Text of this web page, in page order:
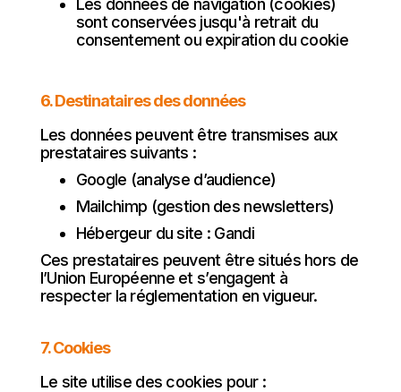
Les données de navigation (cookies)
sont conservées jusqu'à retrait du
consentement ou expiration du cookie
6. Destinataires des données
Les données peuvent être transmises aux
prestataires suivants :
Google (analyse d’audience)
Mailchimp (gestion des newsletters)
Hébergeur du site : Gandi
Ces prestataires peuvent être situés hors de
l’Union Européenne et s’engagent à
respecter la réglementation en vigueur.
7. Cookies
Le site utilise des cookies pour :